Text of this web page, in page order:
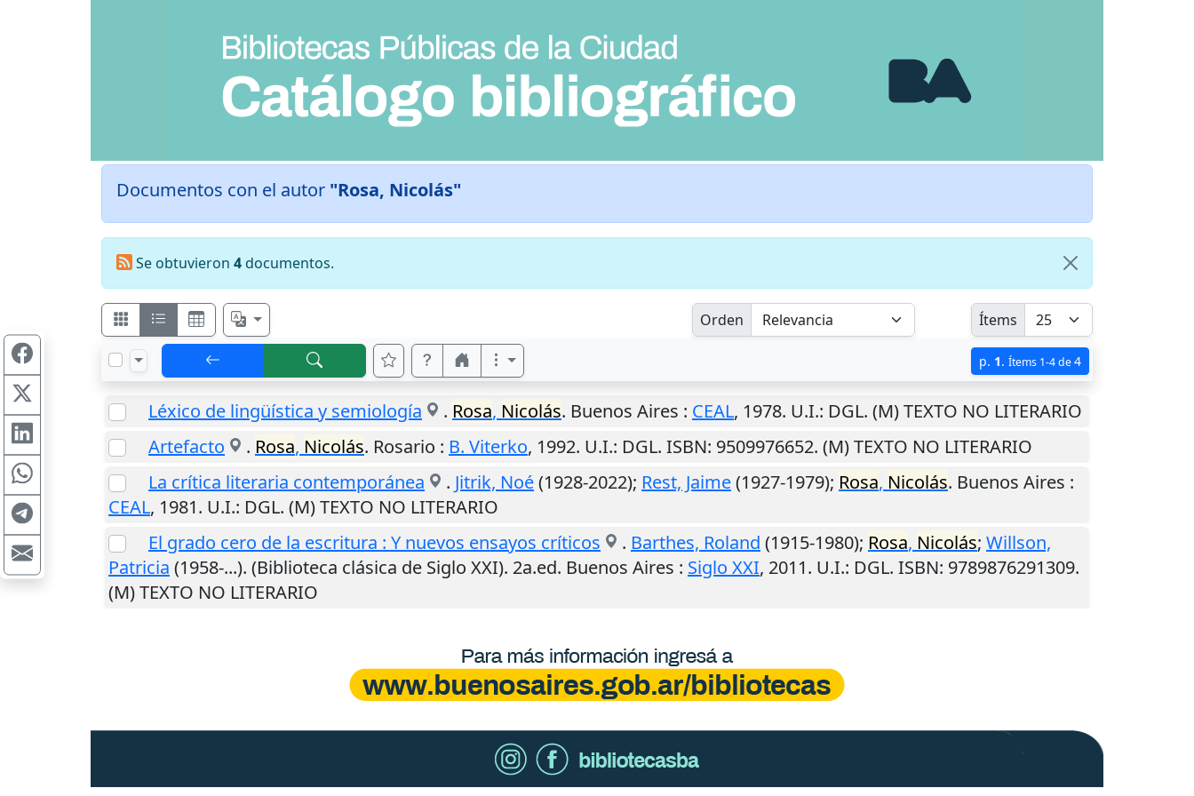
Documentos con el autor "Rosa, Nicolás"
Se obtuvieron 4documentos.
Orden Ítems
p. 1. Ítems 1-4 de4
Léxico de lingüística y semiología . Rosa, Nicolás. Buenos Aires : CEAL, 1978. U.I.: DGL. (M) TEXTO NO LITERARIO
Artefacto
. Rosa, Nicolás. Rosario : B. Viterko, 1992. U.I.: DGL. ISBN: 9509976652. (M) TEXTO NO LITERARIO
La crítica literaria contemporánea
. Jitrik, Noé(1928-2022); Rest, Jaime(1927-1979); Rosa, Nicolás. Buenos Aires :
CEAL, 1981. U.I.: DGL. (M) TEXTO NO LITERARIO
El grado cero de la escritura : Y nuevos ensayos críticos
. Barthes, Roland (1915-1980); Rosa, Nicolás; Willson,
Patricia (1958-...). (Biblioteca clásica de Siglo XXI). 2a.ed. Buenos Aires : Siglo XXI, 2011. U.I.: DGL. ISBN: 9789876291309.
(M) TEXTO NO LITERARIO